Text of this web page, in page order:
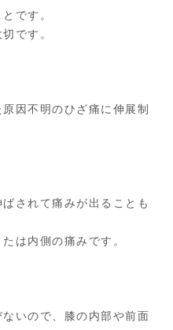
です。
です。
因不明のひざ痛に伸展制
されて痛みが出ることも
は内側の痛みです。
いので、膝の内部や前面